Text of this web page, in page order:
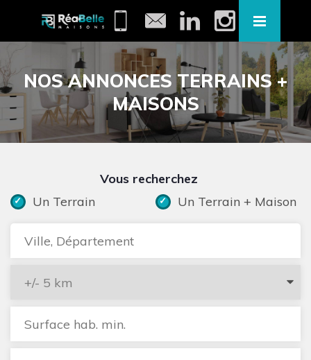
NOS ANNONCES TERRAINS +
MAISONS
Vous recherchez
Un Terrain
Un Terrain + Maison